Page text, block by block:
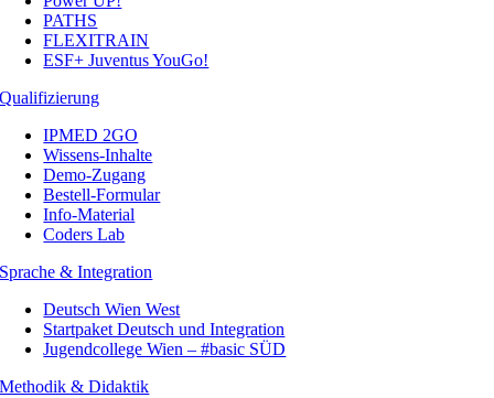
PATHS
FLEXITRAIN
ESF+ Juventus YouGo!
Qualifizierung
IPMED 2GO
Wissens-Inhalte
Demo-Zugang
Bestell-Formular
Info-Material
Coders Lab
Sprache & Integration
Deutsch Wien West
Startpaket Deutsch und Integration
Jugendcollege Wien – #basic SÜD
Methodik & Didaktik